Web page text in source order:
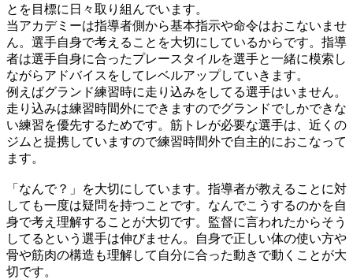
とを目標に日々取り組んでいます。
当アカデミーは指導者側から基本指示や命令はおこないませ
ん。選手自身で考えることを大切にしているからです。指導
者は選手自身に合ったプレースタイルを選手と一緒に模索し
ながらアドバイスをしてレベルアップしていきます。
例えばグランド練習時に走り込みをしてる選手はいません。
走り込みは練習時間外にできますのでグランドでしかできな
い練習を優先するためです。筋トレが必要な選手は、近くの
ジムと提携していますので練習時間外で自主的におこなって
ます。
「なんで？」を大切にしています。指導者が教えることに対
しても一度は疑問を持つことです。なんでこうするのかを自
身で考え理解することが大切です。監督に言われたからそう
してるという選手は伸びません。自身で正しい体の使い方や
骨や筋肉の構造も理解して自分に合った動きで動くことが大
切です。